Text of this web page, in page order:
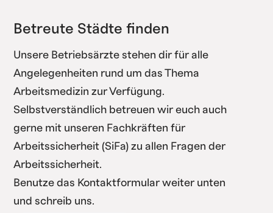
Betreute Städte finden
Unsere Betriebsärzte stehen dir für alle
Angelegenheiten rund um das Thema
Arbeitsmedizin zur Verfügung.
Selbstverständlich betreuen wir euch auch
gerne mit unseren Fachkräften für
Arbeitssicherheit (SiFa) zu allen Fragen der
Arbeitssicherheit.
Benutze das Kontaktformular weiter unten
und schreib uns.